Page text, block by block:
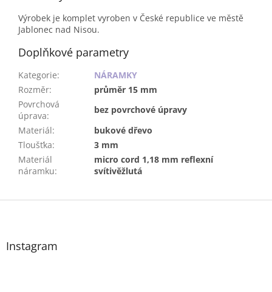
Výrobek je komplet vyroben v České republice ve městě
Jablonec nad Nisou.
Doplňkové parametry
Kategorie:
NÁRAMKY
Rozměr:
průměr 15 mm
Povrchová
úprava:
bez povrchové úpravy
Materiál:
bukové dřevo
Tloušťka:
3 mm
Materiál
náramku:
micro cord 1,18 mm reflexní
svítivěžlutá
Z
Instagram